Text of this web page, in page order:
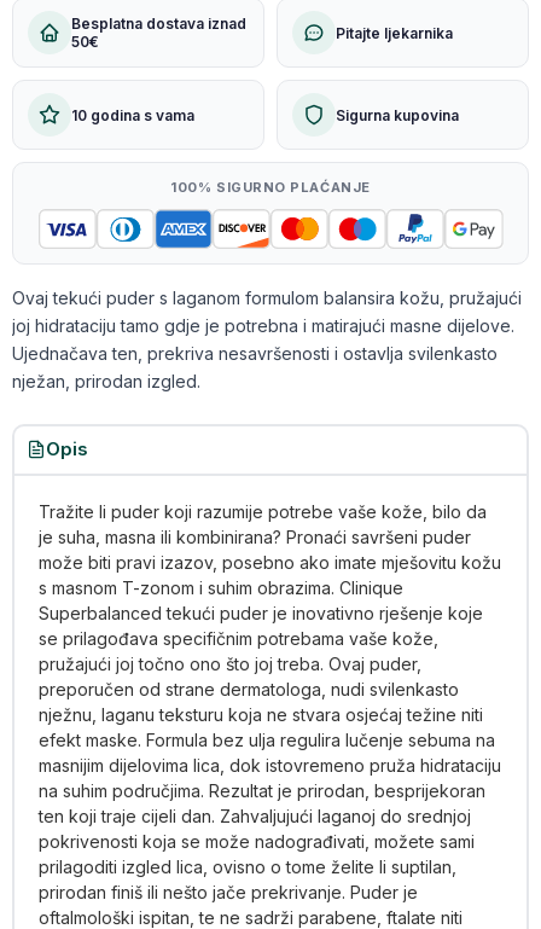
Besplatna dostava iznad
50€
Pitajte ljekarnika
10 godina s vama Sigurna kupovina
100% SIGURNO PLAĆANJE
Ovaj tekući puder s laganom formulom balansira kožu, pružajući
joj hidrataciju tamo gdje je potrebna i matirajući masne dijelove.
Ujednačava ten, prekriva nesavršenosti i ostavlja svilenkasto
nježan, prirodan izgled.
Opis
Tražite li puder koji razumije potrebe vaše kože, bilo da
je suha, masna ili kombinirana? Pronaći savršeni puder
može biti pravi izazov, posebno ako imate mješovitu kožu
s masnom T-zonom i suhim obrazima. Clinique
Superbalanced tekući puder je inovativno rješenje koje
se prilagođava specifičnim potrebama vaše kože,
pružajući joj točno ono što joj treba. Ovaj puder,
preporučen od strane dermatologa, nudi svilenkasto
nježnu, laganu teksturu koja ne stvara osjećaj težine niti
efekt maske. Formula bez ulja regulira lučenje sebuma na
masnijim dijelovima lica, dok istovremeno pruža hidrataciju
na suhim područjima. Rezultat je prirodan, besprijekoran
ten koji traje cijeli dan. Zahvaljujući laganoj do srednjoj
pokrivenosti koja se može nadograđivati, možete sami
prilagoditi izgled lica, ovisno o tome želite li suptilan,
prirodan finiš ili nešto jače prekrivanje. Puder je
oftalmološki ispitan, te ne sadrži parabene, ftalate niti